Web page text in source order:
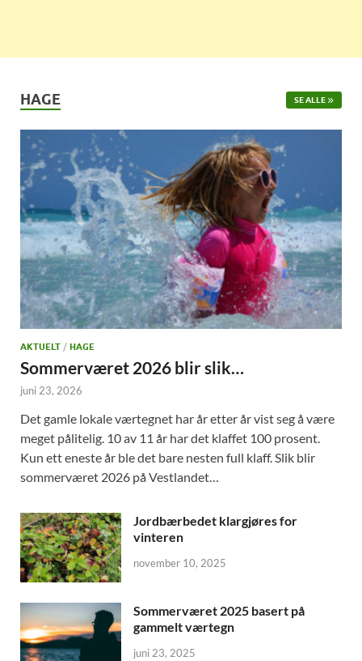
HAGE SE ALLE
AKTUELT / HAGE
Sommerværet 2026 blir slik…
juni 23, 2026
Det gamle lokale værtegnet har år etter år vist seg å være
meget pålitelig. 10 av 11 år har det klaffet 100 prosent.
Kun ett eneste år ble det bare nesten full klaff. Slik blir
sommerværet 2026 på Vestlandet…
Jordbærbedet klargjøres for
vinteren
november 10, 2025
Sommerværet 2025 basert på
gammelt værtegn
juni 23, 2025